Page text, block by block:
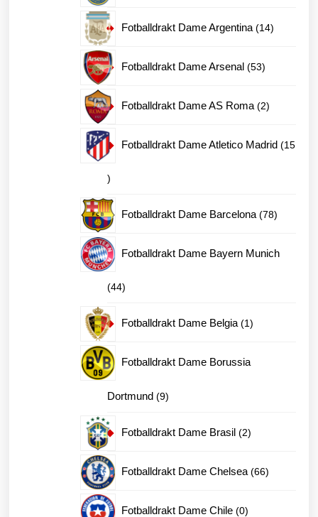
Fotballdrakt Dame Argentina 1414
Fotballdrakt Dame Arsenal 5353
Fotballdrakt Dame AS Roma 22
Fotballdrakt Dame Atletico Madrid 15
15
produkter
Fotballdrakt Dame Barcelona 7878
Fotballdrakt Dame Bayern Munich
4444
produkter
Fotballdrakt Dame Belgia 11
Fotballdrakt Dame Borussia
Dortmund 99
Fotballdrakt Dame Brasil 22
Fotballdrakt Dame Chelsea 6666
Fotballdrakt Dame Chile 00